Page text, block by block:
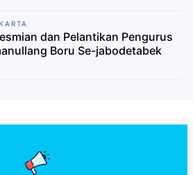
dan Pelantikan Pengurus
Boru Se-jabodetabek